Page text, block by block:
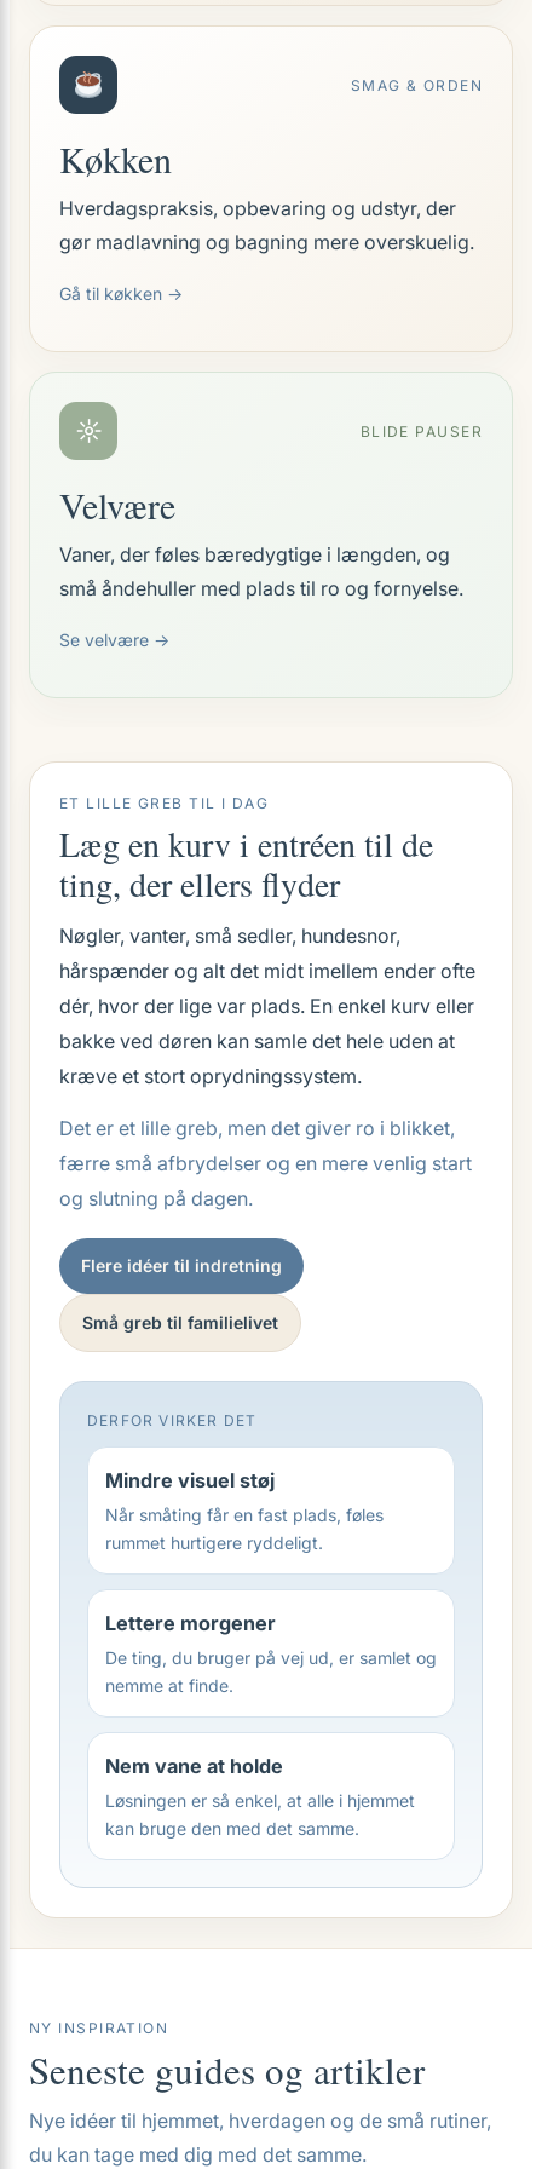
SMAG & ORDEN
Køkken
Hverdagspraksis, opbevaring og udstyr, der
gør madlavning og bagning mere overskuelig.
Gå til køkken →
☼ BLIDE PAUSER
Velvære
Vaner, der føles bæredygtige i længden, og
små åndehuller med plads til ro og fornyelse.
Se velvære →
ET LILLE GREB TIL I DAG
Læg en kurv i entréen til de
ting, der ellers flyder
Nøgler, vanter, små sedler, hundesnor,
hårspænder og alt det midt imellem ender ofte
dér, hvor der lige var plads. En enkel kurv eller
bakke ved døren kan samle det hele uden at
kræve et stort oprydningssystem.
Det er et lille greb, men det giver ro i blikket,
færre små afbrydelser og en mere venlig start
og slutning på dagen.
Flere idéer til indretning
Små greb til familielivet
DERFOR VIRKER DET
Mindre visuel støj
Når småting får en fast plads, føles
rummet hurtigere ryddeligt.
Lettere morgener
De ting, du bruger på vej ud, er samlet og
nemme at finde.
Nem vane at holde
Løsningen er så enkel, at alle i hjemmet
kan bruge den med det samme.
NY INSPIRATION
Seneste guides og artikler
Nye idéer til hjemmet, hverdagen og de små rutiner,
du kan tage med dig med det samme.